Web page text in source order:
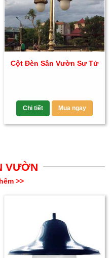
Cột Đèn Sân Vườn Sư Tử
Chi tiết Mua ngay
VƯỜN
>>